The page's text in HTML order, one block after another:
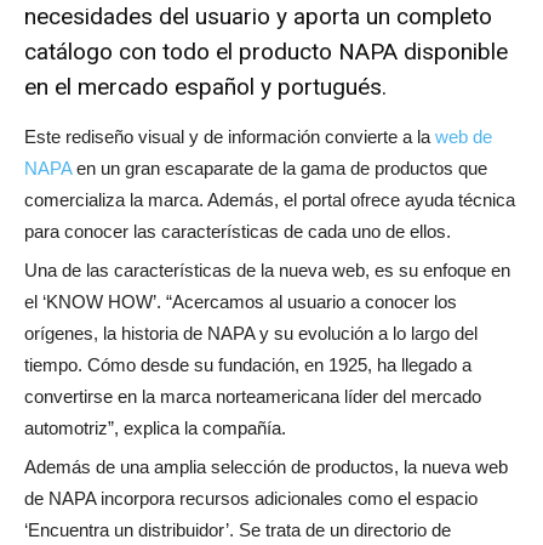
necesidades del usuario y aporta un completo
catálogo con todo el producto NAPA disponible
en el mercado español y portugués.
Este rediseño visual y de información convierte a la web de
NAPAen un gran escaparate de la gama de productos que
comercializa la marca. Además, el portal ofrece ayuda técnica
para conocer las características de cada uno de ellos.
Una de las características de la nueva web, es su enfoque en
el ‘KNOW HOW’. “Acercamos al usuario a conocer los
orígenes, la historia de NAPA y su evolución a lo largo del
tiempo. Cómo desde su fundación, en 1925, ha llegado a
convertirse en la marca norteamericana líder del mercado
automotriz”, explica la compañía.
Además de una amplia selección de productos, la nueva web
de NAPA incorpora recursos adicionales como el espacio
‘Encuentra un distribuidor’. Se trata de un directorio de